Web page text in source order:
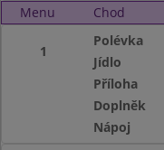
Menu
Chod
1
Polévka
Jídlo
Příloha
Doplněk
Nápoj